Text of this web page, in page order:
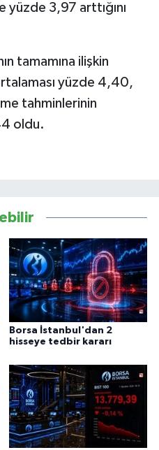
yüzde 3,97 arttığını
tamamına ilişkin
yüzde 4,40,
tahminlerinin
oldu.
Borsa İstanbul'dan 2
hisseye tedbir kararı